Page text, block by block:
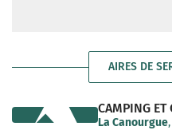
AIRES DE
CAMPING ET
La Canourgue